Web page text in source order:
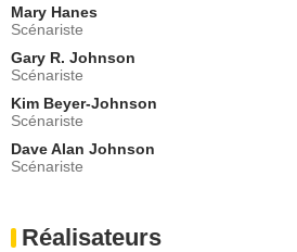
Ramona Milano
Brooke Fulton
- 1 Episode :2
Gordon Currie
Caz Truman
- 1 Episode :
Jenny Cooper
Marcia Rodich
Hank Pederson
Mary Hanes
Scénariste
Gary R. Johnson
Scénariste
Kim Beyer-Johnson
Scénariste
Dave Alan Johnson
Scénariste
Réalisateurs